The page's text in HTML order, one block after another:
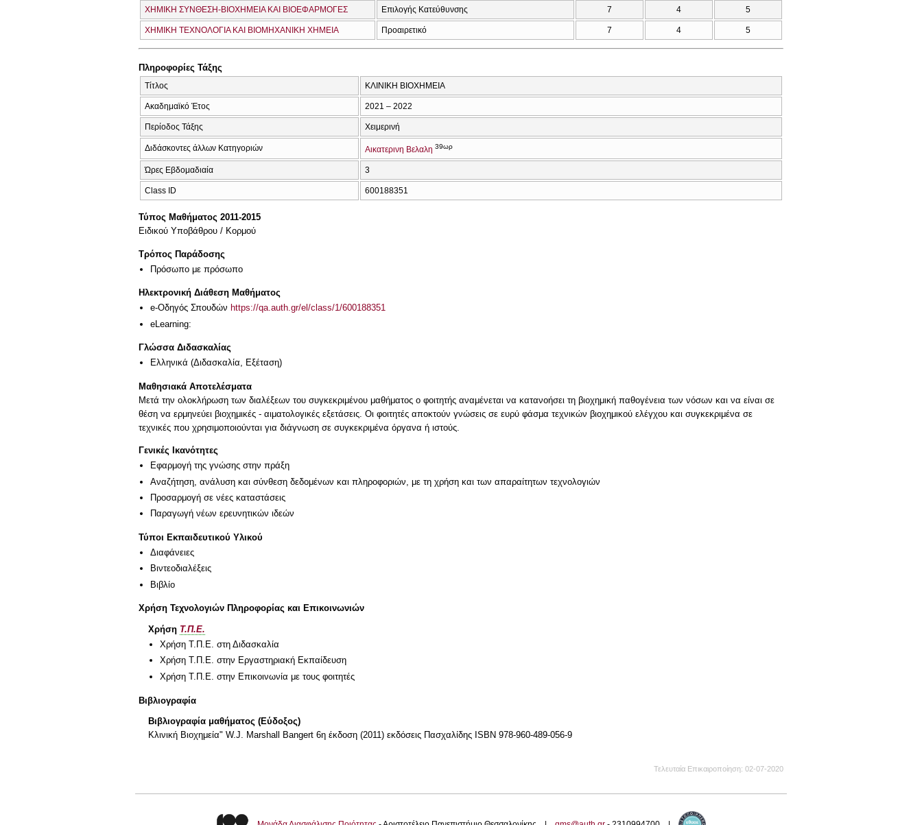
ΧΗΜΙΚΗ ΣΥΝΘΕΣΗ-ΒΙΟΧΗΜΕΙΑ ΚΑΙ ΒΙΟΕΦΑΡΜΟΓΕΣ Επιλογής Κατεύθυνσης 7 4 5
ΧΗΜΙΚΗ ΤΕΧΝΟΛΟΓΙΑ ΚΑΙ ΒΙΟΜΗΧΑΝΙΚΗ ΧΗΜΕΙΑ Προαιρετικό 7 4 5
Πληροφορίες Τάξης
Τίτλος ΚΛΙΝΙΚΗ ΒΙΟΧΗΜΕΙΑ
Ακαδημαϊκό Έτος 2021 – 2022
Περίοδος Τάξης Χειμερινή
Διδάσκοντες άλλων Κατηγοριών Αικατερινη Βελαλη 39ωρ
Ώρες Εβδομαδιαία 3
Class ID 600188351
Τύπος Μαθήματος 2011-2015
Ειδικού Υποβάθρου / Κορμού
Τρόπος Παράδοσης
Πρόσωπο με πρόσωπο
Ηλεκτρονική Διάθεση Μαθήματος
e-Οδηγός Σπουδών https://qa.auth.gr/el/class/1/600188351
eLearning:
Γλώσσα Διδασκαλίας
Ελληνικά (Διδασκαλία, Εξέταση)
Μαθησιακά Αποτελέσματα
Μετά την ολοκλήρωση των διαλέξεων του συγκεκριμένου μαθήματος ο φοιτητής αναμένεται να κατανοήσει τη βιοχημική παθογένεια των νόσων και να είναι σε
θέση να ερμηνεύει βιοχημικές - αιματολογικές εξετάσεις. Οι φοιτητές αποκτούν γνώσεις σε ευρύ φάσμα τεχνικών βιοχημικού ελέγχου και συγκεκριμένα σε
τεχνικές που χρησιμοποιούνται για διάγνωση σε συγκεκριμένα όργανα ή ιστούς.
Γενικές Ικανότητες
Εφαρμογή της γνώσης στην πράξη
Αναζήτηση, ανάλυση και σύνθεση δεδομένων και πληροφοριών, με τη χρήση και των απαραίτητων τεχνολογιών
Προσαρμογή σε νέες καταστάσεις
Παραγωγή νέων ερευνητικών ιδεών
Τύποι Εκπαιδευτικού Υλικού
Διαφάνειες
Βιντεοδιαλέξεις
Βιβλίο
Χρήση Τεχνολογιών Πληροφορίας και Επικοινωνιών
Χρήση Τ.Π.Ε.
Χρήση Τ.Π.Ε. στη Διδασκαλία
Χρήση Τ.Π.Ε. στην Εργαστηριακή Εκπαίδευση
Χρήση Τ.Π.Ε. στην Επικοινωνία με τους φοιτητές
Βιβλιογραφία
Βιβλιογραφία μαθήματος (Εύδοξος)
Κλινική Βιοχημεία" W.J. Marshall Bangert 6η έκδοση (2011) εκδόσεις Πασχαλίδης ISBN 978-960-489-056-9
Τελευταία Επικαιροποίηση 02-07-2020